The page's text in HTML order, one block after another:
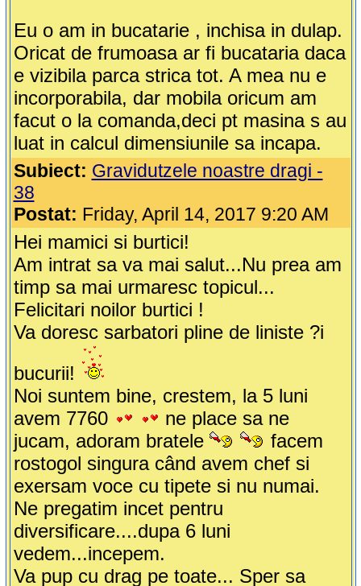
Eu o am in bucatarie , inchisa in dulap.
Oricat de frumoasa ar fi bucataria daca
e vizibila parca strica tot. A mea nu e
incorporabila, dar mobila oricum am
facut o la comanda,deci pt masina s au
luat in calcul dimensiunile sa incapa.
Subiect: Gravidutzele noastre dragi -
38
Postat: Friday, April 14, 2017 9:20 AM
Hei mamici si burtici!
Am intrat sa va mai salut...Nu prea am
timp sa mai urmaresc topicul...
Felicitari noilor burtici !
Va doresc sarbatori pline de liniste ?i
bucurii!
Noi suntem bine, crestem, la 5 luni
avem 7760
ne place sa ne
jucam, adoram bratele
facem
rostogol singura când avem chef si
exersam voce cu tipete si nu numai.
Ne pregatim incet pentru
diversificare....dupa 6 luni
vedem...incepem.
Va pup cu drag pe toate... Sper sa